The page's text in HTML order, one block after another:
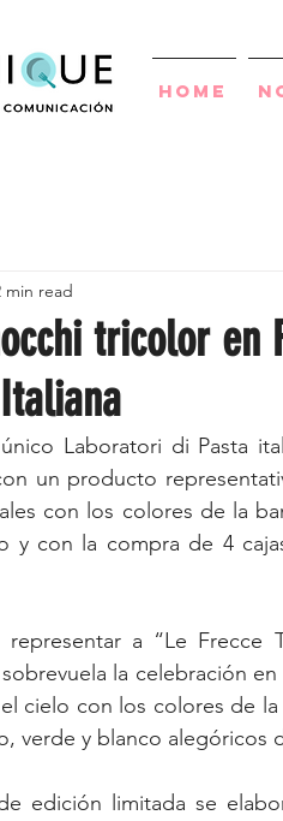
Home
tricolor en
min read
Laboratori di Pasta
un producto
con los colores de la
y con la compra de 4
a “Le Frecce
la celebración
cielo con los colores de
verde y blanco alegóricos
edición limitada se